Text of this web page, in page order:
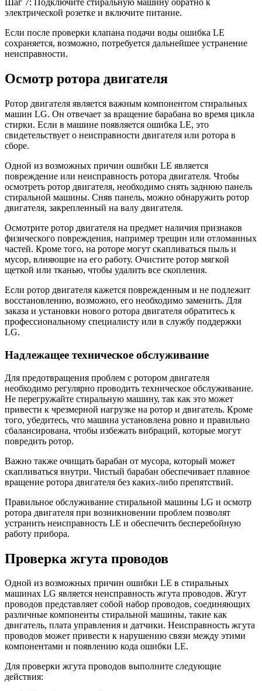
Шаг 7: Подключите стиральную машину обратно к
электрической розетке и включите питание.
Если после проверки клапана подачи воды ошибка LE
сохраняется, возможно, потребуется дальнейшее устранение
неисправности.
Осмотр ротора двигателя
Ротор двигателя является важным компонентом стиральных
машин LG. Он отвечает за вращение барабана во время цикла
стирки. Если в машине появляется ошибка LE, это
свидетельствует о неисправности двигателя или ротора в
сборе.
Одной из возможных причин ошибки LE является
повреждение или неисправность ротора двигателя. Чтобы
осмотреть ротор двигателя, необходимо снять заднюю панель
стиральной машины. Сняв панель, можно обнаружить ротор
двигателя, закрепленный на валу двигателя.
Осмотрите ротор двигателя на предмет наличия признаков
физического повреждения, например трещин или отломанных
частей. Кроме того, на роторе могут скапливаться пыль и
мусор, влияющие на его работу. Очистите ротор мягкой
щеткой или тканью, чтобы удалить все скопления.
Если ротор двигателя кажется поврежденным и не подлежит
восстановлению, возможно, его необходимо заменить. Для
заказа и установки нового ротора двигателя обратитесь к
профессиональному специалисту или в службу поддержки
LG.
Надлежащее техническое обслуживание
Для предотвращения проблем с ротором двигателя
необходимо регулярно проводить техническое обслуживание.
Не перегружайте стиральную машину, так как это может
привести к чрезмерной нагрузке на ротор и двигатель. Кроме
того, убедитесь, что машина установлена ровно и правильно
сбалансирована, чтобы избежать вибраций, которые могут
повредить ротор.
Важно также очищать барабан от мусора, который может
скапливаться внутри. Чистый барабан обеспечивает плавное
вращение ротора двигателя без каких-либо препятствий.
Правильное обслуживание стиральной машины LG и осмотр
ротора двигателя при возникновении проблем позволят
устранить неисправность LE и обеспечить бесперебойную
работу прибора.
Проверка жгута проводов
Одной из возможных причин ошибки LE в стиральных
машинах LG является неисправность жгута проводов. Жгут
проводов представляет собой набор проводов, соединяющих
различные компоненты стиральной машины, такие как
двигатель, плата управления и датчики. Неисправность жгута
проводов может привести к нарушению связи между этими
компонентами и появлению кода ошибки LE.
Для проверки жгута проводов выполните следующие
действия: